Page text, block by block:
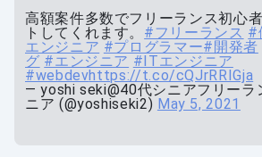
高額案件多数でフリーランス初心
トしてくれます。 #フリーランス #
エンジニア #プログラマー#開発者
グ #エンジニア #ITエンジニア
#webdevhttps://t.co/cQJrRRIGja
— yoshi seki@40代シニアフリーラ
ニア (@yoshiseki2) May 5, 2021